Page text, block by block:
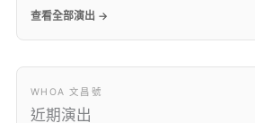
查看全部演出 →
WHOA 文昌號
近期演出